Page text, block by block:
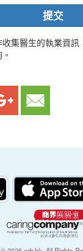
提交
集醫生的執業資